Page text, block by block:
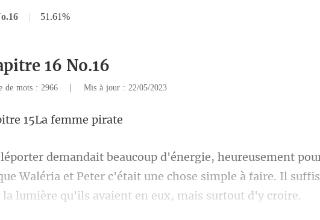
| 51.61%
16 No.16
de mots : 2966 | Mis à jour : 22/05/2023
15La fe
Waléria et Peter c'était une chose simple à faire. Il